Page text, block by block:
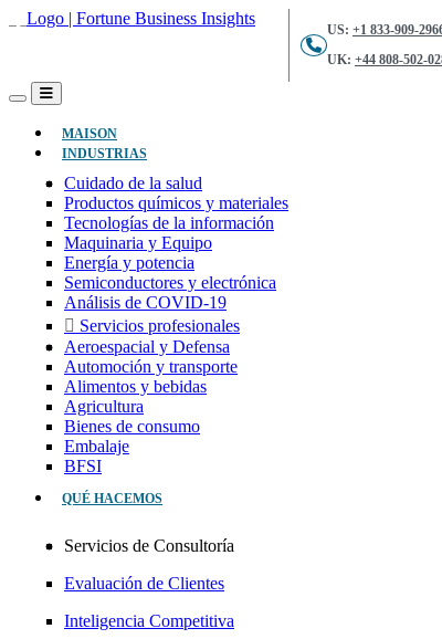
US: +1 833-909-
UK: +44 808-502-
MAISON(ACTUAL)
INDUSTRIAS
Cuidado de la salud
Productos químicos y materiales
Tecnologías de la información
Maquinaria y Equipo
Energía y potencia
Semiconductores y electrónica
Análisis de COVID-19
Servicios profesionales
Aeroespacial y Defensa
Automoción y transporte
Alimentos y bebidas
Agricultura
Bienes de consumo
Embalaje
BFSI
QUÉ HACEMOS
Servicios de Consultoría
Evaluación de Clientes
Inteligencia Competitiva